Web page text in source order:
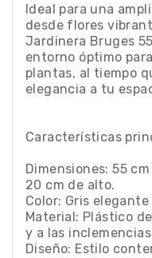
Ideal para una
desde flores
Jardinera Bruges
entorno óptimo
plantas, al tiempo
elegancia a tu
Características
Dimensiones: 55
20 cm de alto.
Color: Gris
Material: Plástico
y a las
Diseño: Estilo